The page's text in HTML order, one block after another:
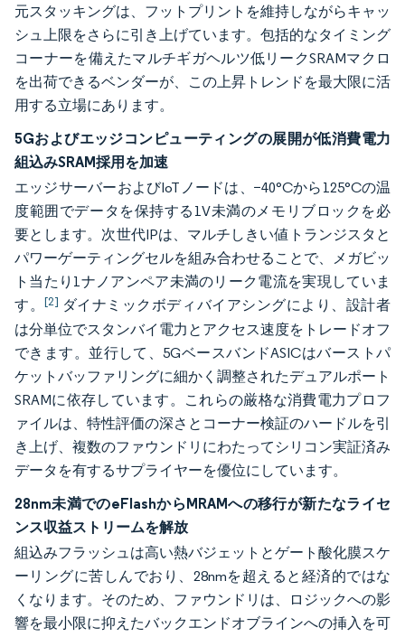
元スタッキングは、フットプリントを維持しながらキャッ
シュ上限をさらに引き上げています。包括的なタイミング
コーナーを備えたマルチギガヘルツ低リークSRAMマクロ
を出荷できるベンダーが、この上昇トレンドを最大限に活
用する立場にあります。
5Gおよびエッジコンピューティングの展開が低消費電力
組込みSRAM採用を加速
エッジサーバーおよびIoTノードは、−40°Cから125°Cの温
度範囲でデータを保持する1V未満のメモリブロックを必
要とします。次世代IPは、マルチしきい値トランジスタと
パワーゲーティングセルを組み合わせることで、メガビッ
ト当たり1ナノアンペア未満のリーク電流を実現していま
す。[2] ダイナミックボディバイアシングにより、設計者
は分単位でスタンバイ電力とアクセス速度をトレードオフ
できます。並行して、5GベースバンドASICはバーストパ
ケットバッファリングに細かく調整されたデュアルポート
SRAMに依存しています。これらの厳格な消費電力プロフ
ァイルは、特性評価の深さとコーナー検証のハードルを引
き上げ、複数のファウンドリにわたってシリコン実証済み
データを有するサプライヤーを優位にしています。
28nm未満でのeFlashからMRAMへの移行が新たなライセ
ンス収益ストリームを解放
組込みフラッシュは高い熱バジェットとゲート酸化膜スケ
ーリングに苦しんでおり、28nmを超えると経済的ではな
くなります。そのため、ファウンドリは、ロジックへの影
響を最小限に抑えたバックエンドオブラインへの挿入を可